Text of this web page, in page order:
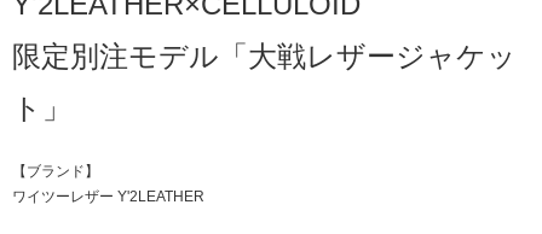
限定別注モデル「大戦レザージャケッ
ト」
【ブランド】
ワイツーレザー Y'2LEATHER